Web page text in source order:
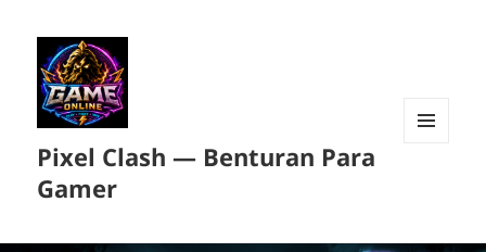
Pixel Clash — Benturan Para
Gamer